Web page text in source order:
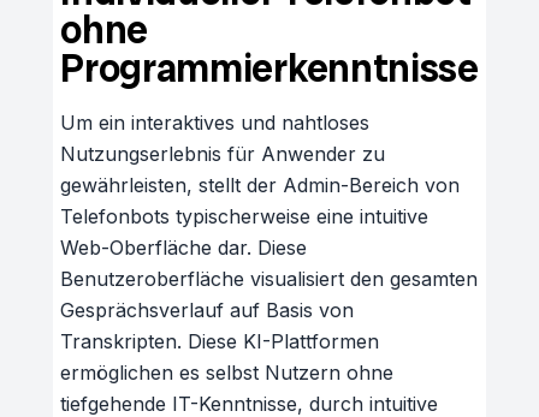
ohne
Programmierkenntnisse
Um ein interaktives und nahtloses
Nutzungserlebnis für Anwender zu
gewährleisten, stellt der Admin-Bereich von
Telefonbots typischerweise eine intuitive
Web-Oberfläche dar. Diese
Benutzeroberfläche visualisiert den gesamten
Gesprächsverlauf auf Basis von
Transkripten. Diese KI-Plattformen
ermöglichen es selbst Nutzern ohne
tiefgehende IT-Kenntnisse, durch intuitive